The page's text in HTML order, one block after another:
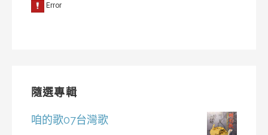
隨選專輯
咱的歌07台灣歌